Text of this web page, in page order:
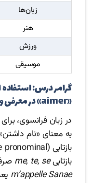
زبان‌ها
هنر
ورزش
موسیقی
«aimer» در معرفی و بیان علایق
در زبان فرانسوی،
به معنای «نام
بازتابیme, te, se
m’appelle Sanae